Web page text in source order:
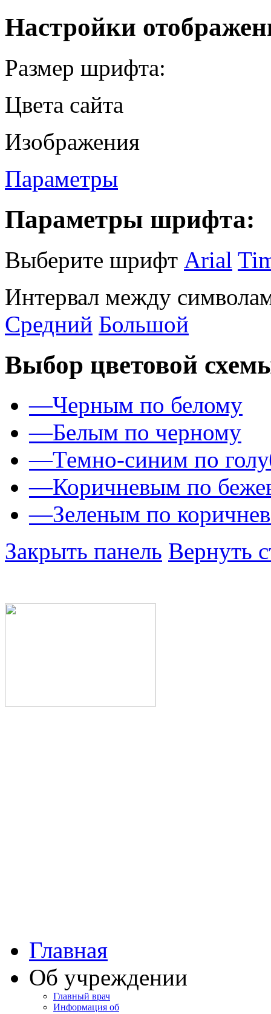
Настройки
Размер шрифта:
Цвета сайта
Изображения
Параметры
Параметры шрифта:
Выберите шрифт Arial
Интервал между
Средний Большой
Выбор цветовой
—Черным по белому
—Белым по черному
—Темно-синим по
—Коричневым по
—Зеленым по
Закрыть панель Вернуть
Главная
Об учреждении
Главный врач
Информация об